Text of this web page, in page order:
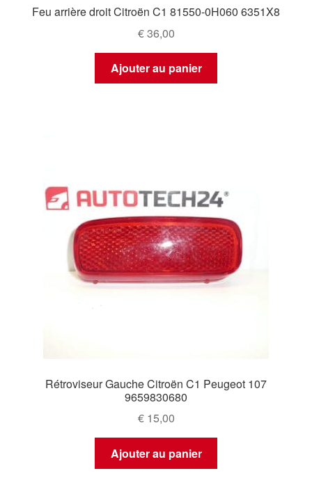
Feu arrière droit Citroën C1 81550-0H060 6351X8
€36,00
Ajouter au panier
Rétroviseur Gauche Citroën C1 Peugeot 107
9659830680
€15,00
Ajouter au panier